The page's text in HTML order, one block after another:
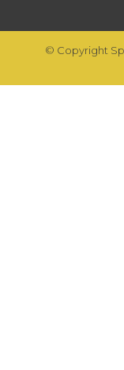
© Copyright